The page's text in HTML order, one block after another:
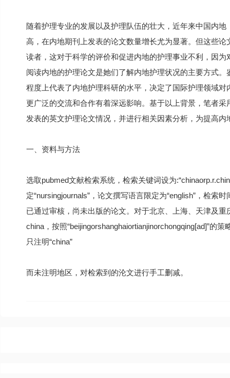
随着护理专业的发展以及护理队伍的壮大，近年来中国内
高，在内地期刊上发表的论文数量增长尤为显著。但这些
读者，这对于科学的评价和促进内地的护理事业不利，因
阅读内地的护理论文是她们了解内地护理状况的主要方式
程度上代表了内地护理科研的水平，决定了国际护理领域
更广泛的交流和合作有着深远影响。基于以上背景，笔者
发表的英文护理论文情况，并进行相关因素分析，为提高
一、资料与方法
选取pubmed文献检索系统，检索关键词设为
定“nursingjournals”，论文撰写语言限定为“english”，检索
已通过审核，尚未出版的论文。对于北京、上海、天津及
china，按照“beijingorshanghaiortianjinorchongqing[ad]”的
只注明“china”
而未注明地区，对检索到的沦文进行手工删减。